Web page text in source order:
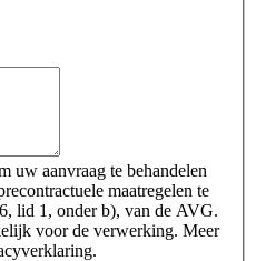
uw aanvraag te behandelen
maatregelen te
lid 1, onder b), van de AVG.
voor de verwerking. Meer